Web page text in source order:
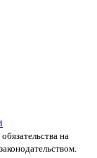
на